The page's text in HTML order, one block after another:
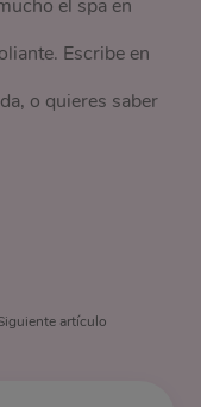
el spa en
Escribe en
o quieres saber
artículo